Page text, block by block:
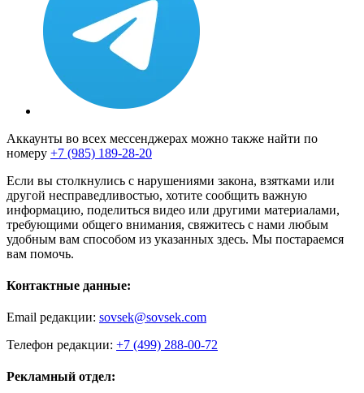
Аккаунты во всех мессенджерах можно также найти по
номеру +7 (985) 189-28-20
Если вы столкнулись с нарушениями закона, взятками или
другой несправедливостью, хотите сообщить важную
информацию, поделиться видео или другими материалами,
требующими общего внимания, свяжитесь с нами любым
удобным вам способом из указанных здесь. Мы постараемся
вам помочь.
Контактные данные:
Email редакции: sovsek@sovsek.com
Телефон редакции: +7 (499) 288-00-72
Рекламный отдел: